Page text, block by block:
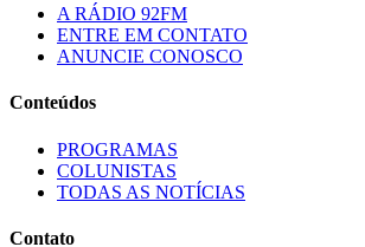
A RÁDIO 92FM
ENTRE EM CONTATO
ANUNCIE CONOSCO
Conteúdos
PROGRAMAS
COLUNISTAS
TODAS AS NOTÍCIAS
Contato